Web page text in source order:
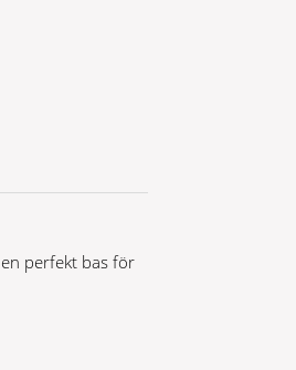
perfekt bas för